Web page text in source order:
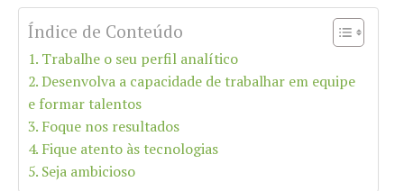
Índice de Conteúdo
1. Trabalhe o seu perfil analítico
2. Desenvolva a capacidade de trabalhar em equipe
e formar talentos
3. Foque nos resultados
4. Fique atento às tecnologias
5. Seja ambicioso